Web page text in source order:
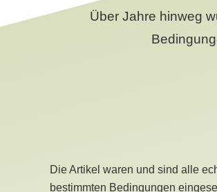
Über Jahre hinweg
Die Artikel waren und sind alle
bestimmten Bedingungen